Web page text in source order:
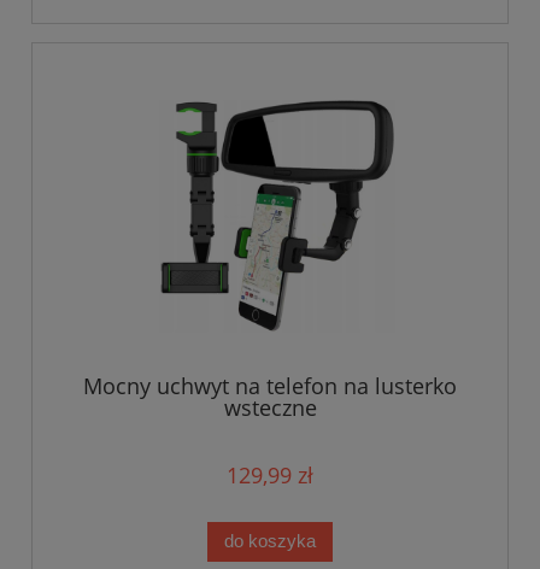
Mocny uchwyt na telefon na lusterko
wsteczne
129,99 zł
do koszyka